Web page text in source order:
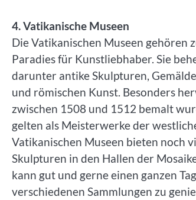
4. Vatikanische Museen
Die Vatikanischen Museen gehören
Paradies für Kunstliebhaber. Sie
darunter antike Skulpturen,
und römischen Kunst. Besonders
zwischen 1508 und 1512 bemalt
gelten als Meisterwerke der
Vatikanischen Museen bieten noch
Skulpturen in den Hallen der
kann gut und gerne einen ganzen
verschiedenen Sammlungen zu